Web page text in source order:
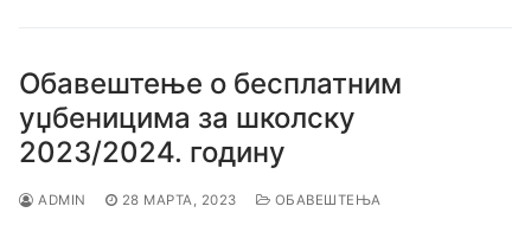
Обавештење о бесплатним
уџбеницима за школску
2023/2024. годину
ADMIN 28 МАРТА, 2023 ОБАВЕШТЕЊА